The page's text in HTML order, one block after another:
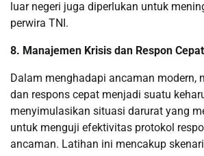
luar negeri juga diperlukan untuk
perwira TNI.
8. Manajemen Krisis dan Respon Cepat
Dalam menghadapi ancaman modern,
dan respons cepat menjadi suatu
menyimulasikan situasi darurat yang
untuk menguji efektivitas protokol
ancaman. Latihan ini mencakup